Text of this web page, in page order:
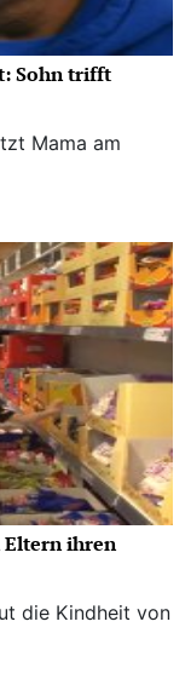
Sohn trifft
Mama am
Eltern ihren
die Kindheit von